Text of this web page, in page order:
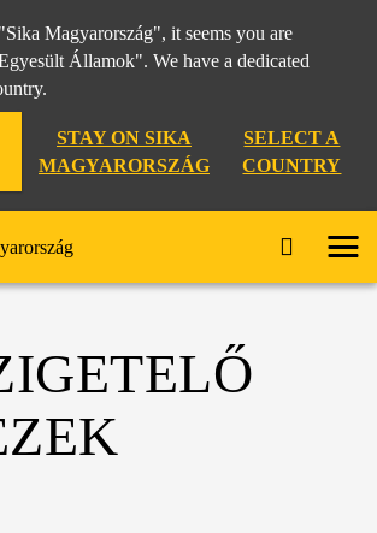
Magyarország", it seems you are
Államok". We have a dedicated
STAY ON SIKA
MAGYARORSZÁG
SELECT A
COUNTRY